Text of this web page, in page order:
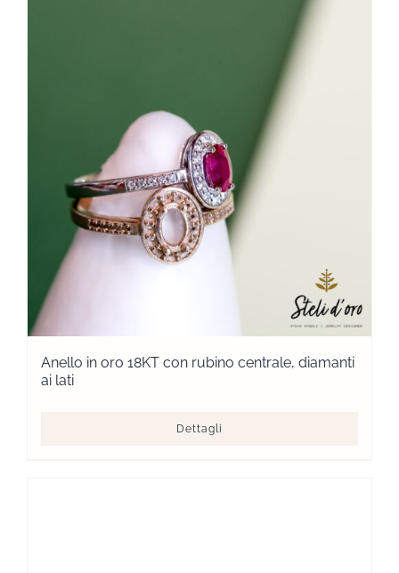
Anello in oro 18KT con rubino centrale, diamanti
ai lati
Dettagli